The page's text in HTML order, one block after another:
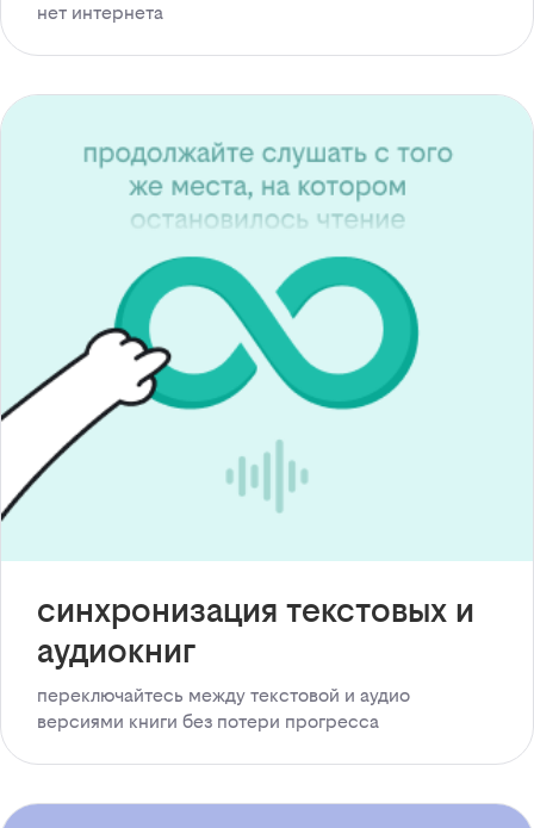
нет интернета
синхронизация текстовых и
аудиокниг
переключайтесь между текстовой и аудио
версиями книги без потери прогресса